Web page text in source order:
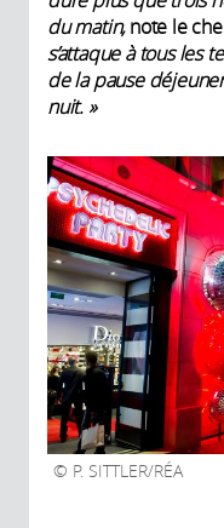
du matin,note le
s’attaque à tous les
de la pause
nuit. »
P. SITTLER/RÉA